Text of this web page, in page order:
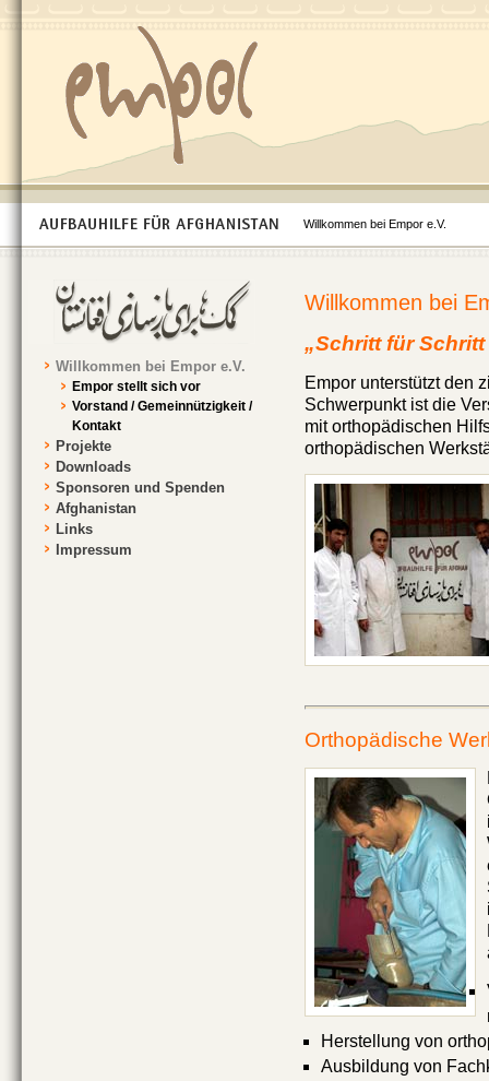
Willkommen bei Empor e.V.
Willkommen bei Empor e.V.
Empor stellt sich vor
Vorstand / Gemeinnützigkeit /
Kontakt
Projekte
Downloads
Sponsoren und Spenden
Afghanistan
Links
Impressum
Willkommen bei
„Schritt für
Empor unterstützt den
Schwerpunkt ist die
mit orthopädischen
orthopädischen
Orthopädische
Herstellung von
Ausbildung von